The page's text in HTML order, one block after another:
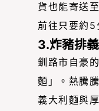
貨也能寄送
前往只要約5
3.炸豬排
釧路市自豪
麵」。熱騰
義大利麵與